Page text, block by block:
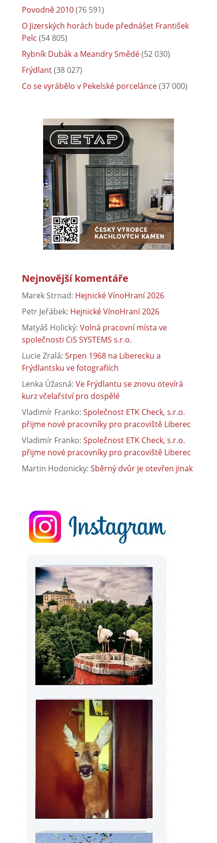
Povodně 2010(76 591)
O Jizerských horách bude přednášet František
Pelc (54 805)
Rybník Dubák a Meandry Smědé(52 030)
Frýdlant(38 027)
Co se vyrábělo v Pekelské porcelánce(37 000)
Nejnovější komentáře
Marek Strnad: Hejnické VínoHraní 2026
Petr Jeřábek: Hejnické VínoHraní 2026
Matyáš Holický: Volná pracovní místa ve
společnosti CiS SYSTEMS s.r.o.
Lucie Zralá: Srpen 1968 na Liberecku a
Frýdlantsku ve fotografiích
Lenka Úžasná: Ve Frýdlantu se znovu otevírá
kurz včelařství pro dospělé
Vladimír Franko: Společnost ETK Check, s.r.o.
přijme nové pracovníky pro pracoviště Liberec
Vladimír Franko: Společnost ETK Check, s.r.o.
přijme nové pracovníky pro pracoviště Liberec
Martin Hodonicky: Sběrný dvůr je otevřen jinak